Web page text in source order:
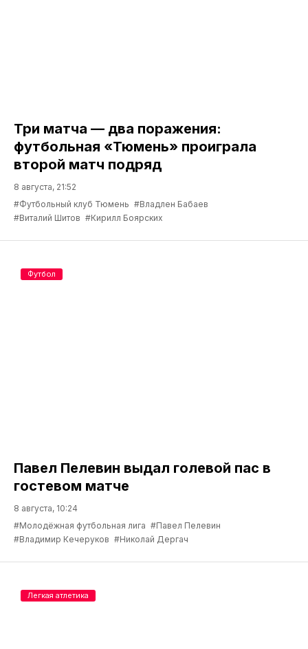
Три матча — два поражения:
футбольная «Тюмень» проиграла
второй матч подряд
8 августа, 21:52
#Футбольный клуб Тюмень #Владлен Бабаев
#Виталий Шитов #Кирилл Боярских
Павел Пелевин выдал голевой пас в
гостевом матче
8 августа, 10:24
#Молодёжная футбольная лига #Павел Пелевин
#Владимир Кечеруков #Николай Дергач
Футбол
Легкая атлетика